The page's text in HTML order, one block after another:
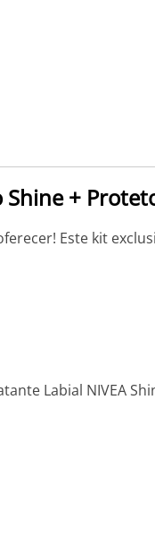
+
Este kit
Labial NIVEA